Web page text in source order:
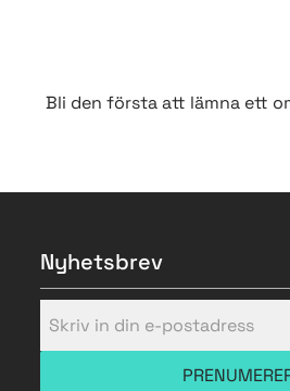
Bli den första att lämna ett
Nyhetsbrev